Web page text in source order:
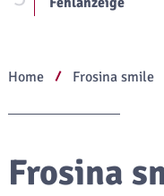
Home Frosina smile
Frosina